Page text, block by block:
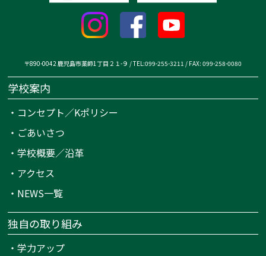
〒890-0042 鹿児島市薬師1丁目２１-９ / TEL:099-255-3211 / FAX: 099-258-0080
学校案内
・ コンセプト／Kポリシー
・ ごあいさつ
・学校概要／沿革
・ アクセス
・ NEWS一覧
独自の取り組み
・学力アップ